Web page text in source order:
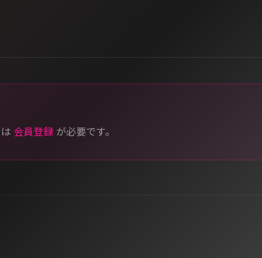
会員登録 が必要です。